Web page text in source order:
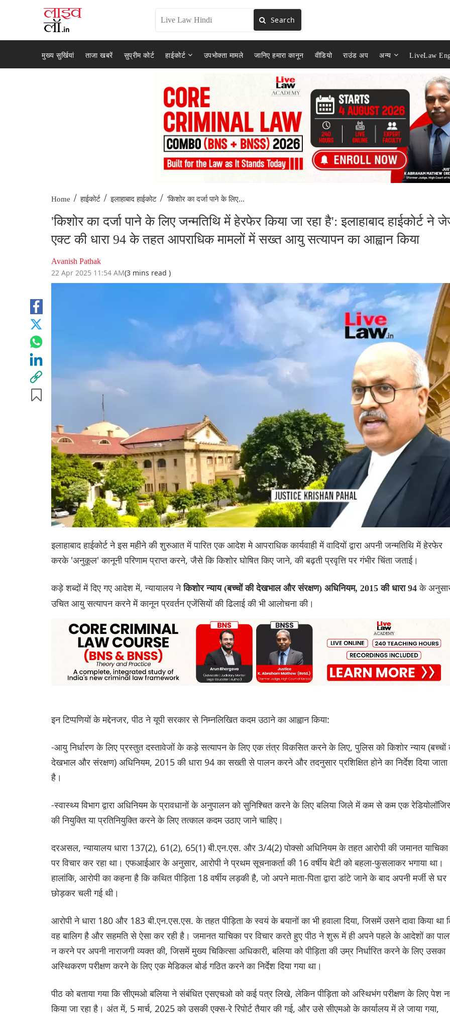
Search
मुख्य सुर्खियां ताजा खबरें सुप्रीम कोर्ट हाईकोर्ट उपभोक्ता मामले जानिए हमारा कानून वीडियो राउंड अप अन्य LiveLaw
Home / हाईकोर्ट / इलाहाबाद हाईकोट / 'किशोर का दर्जा पाने के लिए...
'किशोर का दर्जा पाने के लिए जन्मतिथि में हेरफेर किया जा रहा है': इलाहाबाद हाईकोर्ट ने
एक्ट की धारा 94 के तहत आपराधिक मामलों में सख्त आयु सत्यापन का आह्वान किया
Avanish Pathak
22 Apr 2025 11:54 AM(3 mins read )
इलाहाबाद हाईकोर्ट ने इस महीने की शुरुआत में पारित एक आदेश मे आपराधिक कार्यवाही में वादियों द्वारा अपनी जन्मतिथि में हेरफेर
करके 'अनुकूल' कानूनी परिणाम प्राप्त करने, जैसे कि किशोर घोषित किए जाने, की बढ़ती प्रवृत्ति पर गंभीर चिंता जताई।
कड़े शब्दों में दिए गए आदेश में, न्यायालय नेकिशोर न्याय (बच्चों की देखभाल और संरक्षण) अधिनियम, 2015 की धारा 94के
उचित आयु सत्यापन करने में कानून प्रवर्तन एजेंसियों की ढिलाई की भी आलोचना की।
इन टिप्पणियों के मद्देनजर, पीठ ने यूपी सरकार से निम्नलिखित कदम उठाने का आह्वान किया:
-आयु निर्धारण के लिए प्रस्तुत दस्तावेजों के कड़े सत्यापन के लिए एक तंत्र विकसित करने के लिए, पुलिस को किशोर न्याय (बच्चों
देखभाल और संरक्षण) अधिनियम, 2015 की धारा 94 का सख्ती से पालन करने और तदनुसार प्रशिक्षित होने का निर्देश दिया जाता
है।
-स्वास्थ्य विभाग द्वारा अधिनियम के प्रावधानों के अनुपालन को सुनिश्चित करने के लिए बलिया जिले में कम से कम एक
की नियुक्ति या प्रतिनियुक्ति करने के लिए तत्काल कदम उठाए जाने चाहिए।
दरअसल, न्यायालय धारा 137(2), 61(2), 65(1) बी.एन.एस. और 3/4(2) पोक्सो अधिनियम के तहत आरोपी की जमानत याचिका
पर विचार कर रहा था। एफआईआर के अनुसार, आरोपी ने प्रथम सूचनाकर्ता की 16 वर्षीय बेटी को बहला-फुसलाकर भगाया था।
हालांकि, आरोपी का कहना है कि कथित पीड़िता 18 वर्षीय लड़की है, जो अपने माता-पिता द्वारा डांटे जाने के बाद अपनी मर्जी से घर
छोड़कर चली गई थी।
आरोपी ने धारा 180 और 183 बी.एन.एस.एस. के तहत पीड़िता के स्वयं के बयानों का भी हवाला दिया, जिसमें उसने दावा किया था
वह बालिग है और सहमति से ऐसा कर रही है। जमानत याचिका पर विचार करते हुए पीठ ने शुरू में ही अपने पहले के आदेशों का
न करने पर अपनी नाराजगी व्यक्त की, जिसमें मुख्य चिकित्सा अधिकारी, बलिया को पीड़िता की उम्र निर्धारित करने के लिए उसका
अस्थिकरण परीक्षण करने के लिए एक मेडिकल बोर्ड गठित करने का निर्देश दिया गया था।
पीठ को बताया गया कि सीएमओ बलिया ने संबंधित एसएचओ को कई पत्र लिखे, लेकिन पीड़िता को अस्थिभंग परीक्षण के लिए पेश
किया जा रहा है। अंत में, 5 मार्च, 2025 को उसकी एक्स-रे रिपोर्ट तैयार की गई, और उसे सीएमओ के कार्यालय में ले जाया गया,